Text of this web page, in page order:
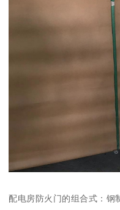
配电房防火门的组合式：钢